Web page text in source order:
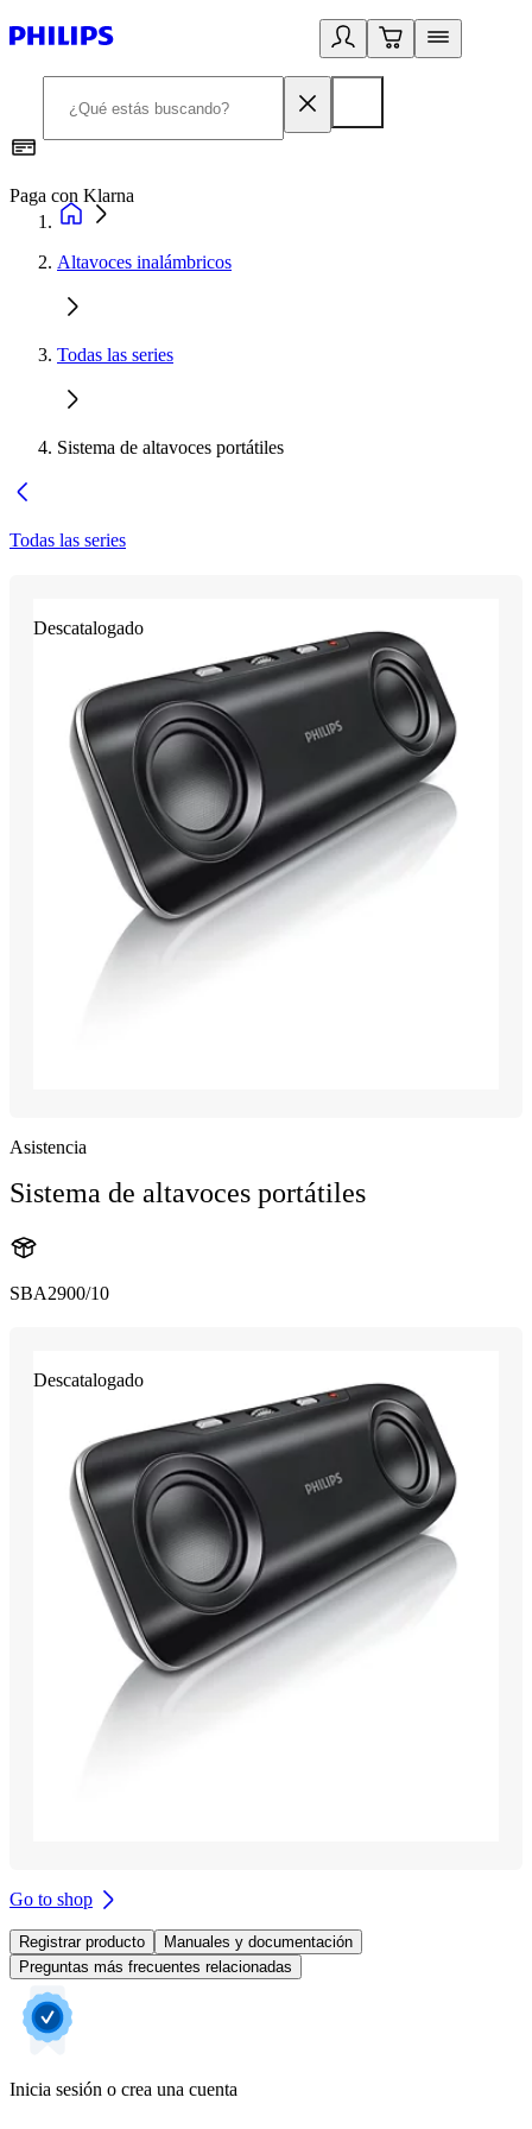
Paga con Klarna
Altavoces inalámbricos
Todas las series
Sistema de altavoces portátiles
Todas las series
Descatalogado
Asistencia
Sistema de altavoces portátiles
SBA2900/10
Descatalogado
Go to shop
Registrar producto
Manuales y documentación
Preguntas más frecuentes relacionadas
Inicia sesión o crea una cuenta